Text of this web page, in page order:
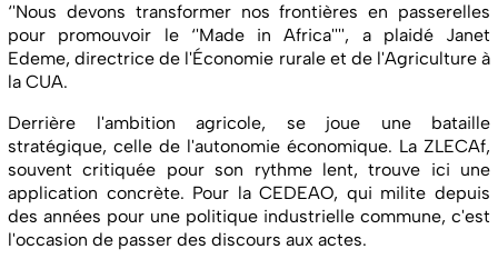
‘'Nous devons transformer nos frontières en passerelles
pour promouvoir le ‘'Made in Africa'''', a plaidé Janet
Edeme, directrice de l'Économie rurale et de l'Agriculture à
la CUA.
Derrière l'ambition agricole, se joue une bataille
stratégique, celle de l'autonomie économique. La ZLECAf,
souvent critiquée pour son rythme lent, trouve ici une
application concrète. Pour la CEDEAO, qui milite depuis
des années pour une politique industrielle commune, c'est
l'occasion de passer des discours aux actes.